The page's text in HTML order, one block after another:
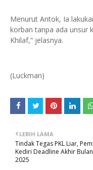
Menurut Antok, Ia
korban tanpa ada unsur
Khilaf,” jelasnya.
(Luckman)
LEBIH LAMA
Tindak Tegas PKL Liar,
Kediri Deadline Akhir
2025